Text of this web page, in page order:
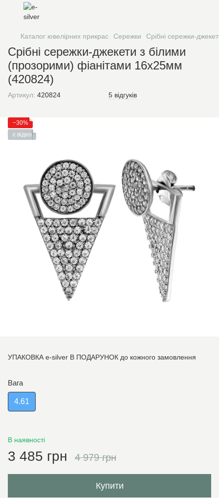
Каталог ювелірних прикрас Сережки Срібні сережки-
Срібні сережки-джекети з білими
(прозорими) фіанітами 16х25мм
(420824)
Артикул: 420824 5 відгуків
−30%
є відео
УПАКОВКА e-silver В ПОДАРУНОК до кожного замовлення
Вага
4.61
В наявності
3 485 грн 4 979 грн
Купити